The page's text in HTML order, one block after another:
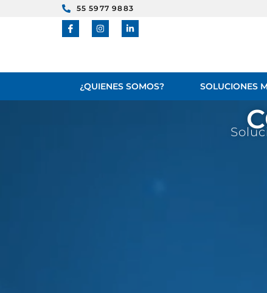
55 5977 9883
¿QUIENES SOMOS? SOLUCIONES